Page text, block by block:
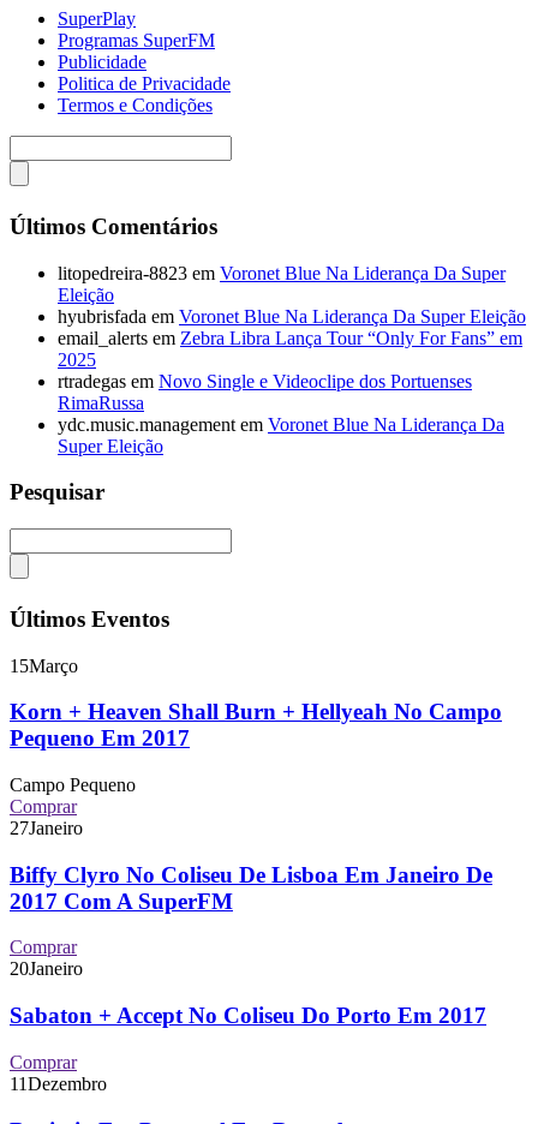
SuperPlay
Programas SuperFM
Publicidade
Politica de Privacidade
Termos e Condições
Últimos Comentários
litopedreira-8823 em Voronet Blue Na Liderança Da Super
Eleição
hyubrisfada em Voronet Blue Na Liderança Da Super Eleição
email_alerts em Zebra Libra Lança Tour “Only For Fans” em
2025
rtradegas em Novo Single e Videoclipe dos Portuenses
RimaRussa
ydc.music.management em Voronet Blue Na Liderança Da
Super Eleição
Pesquisar
Últimos Eventos
15Março
Korn + Heaven Shall Burn + Hellyeah No Campo
Pequeno Em 2017
Campo Pequeno
Comprar
27Janeiro
Biffy Clyro No Coliseu De Lisboa Em Janeiro De
2017 Com A SuperFM
Comprar
20Janeiro
Sabaton + Accept No Coliseu Do Porto Em 2017
Comprar
11Dezembro